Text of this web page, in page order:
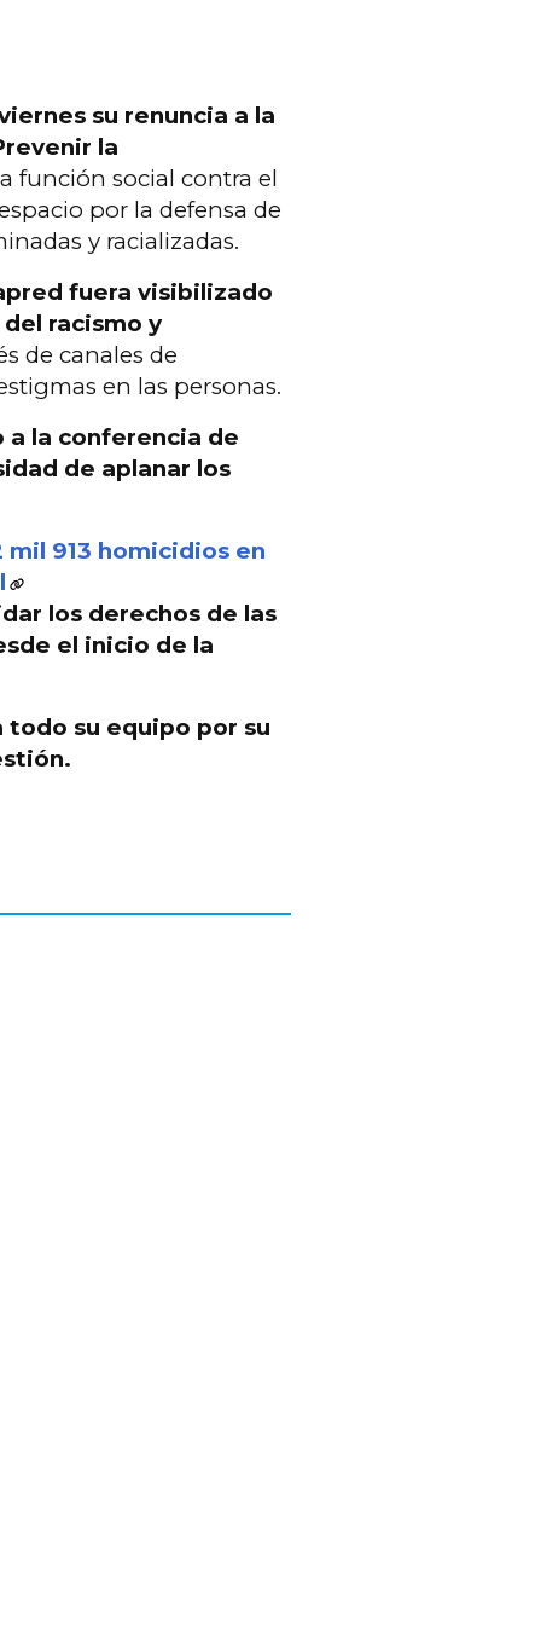
su renuncia a la
la
función social contra el
por la defensa de
y racializadas.
fuera visibilizado
racismo y
de canales de
en las personas.
a la conferencia de
de aplanar los
913 homicidios en
los derechos de las
el inicio de la
todo su equipo por su